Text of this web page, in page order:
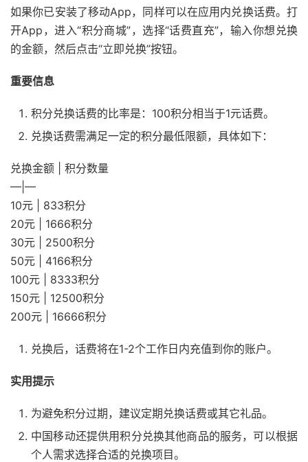
如果你已安装了移动App，同样可以在应用内兑换话费。打
开App，进入“积分商城”，选择“话费直充”，输入你想兑换
的金额，然后点击“立即兑换”按钮。
重要信息
积分兑换话费的比率是：100积分相当于1元话费。
兑换话费需满足一定的积分最低限额，具体如下：
兑换金额 | 积分数量
—|—
10元 | 833积分
20元 | 1666积分
30元 | 2500积分
50元 | 4166积分
100元 | 8333积分
150元 | 12500积分
200元 | 16666积分
兑换后，话费将在1-2个工作日内充值到你的账户。
实用提示
为避免积分过期，建议定期兑换话费或其它礼品。
中国移动还提供用积分兑换其他商品的服务，可以根据
个人需求选择合适的兑换项目。